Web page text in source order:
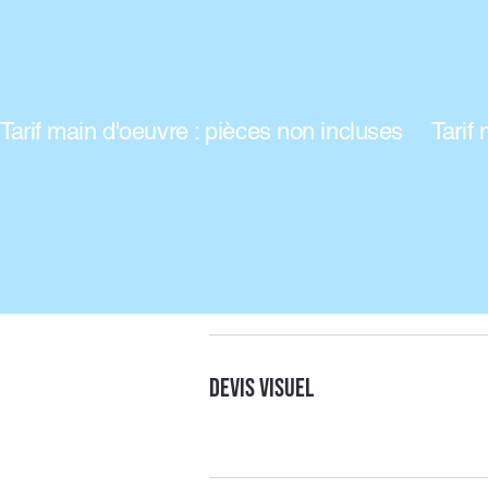
Tarif main d'oeuvre : pièces non incluses
Devis visuel